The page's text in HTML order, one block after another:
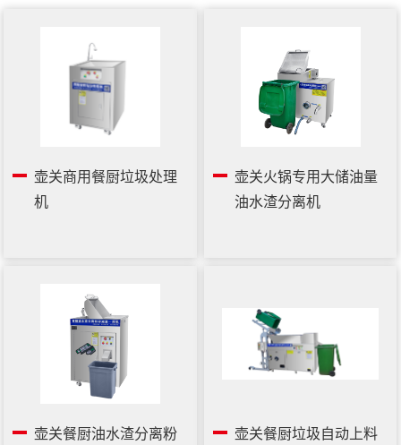
壶关商用餐厨垃圾处理
机
壶关火锅专用大储油量
油水渣分离机
壶关餐厨油水渣分离粉
壶关餐厨垃圾自动上料